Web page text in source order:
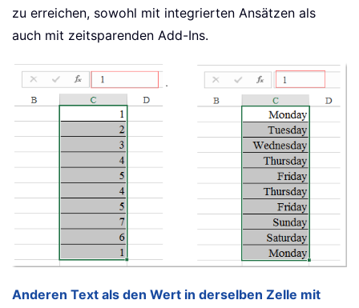
zu erreichen, sowohl mit integrierten Ansätzen als
auch mit zeitsparenden Add-Ins.
Anderen Text als den Wert in derselben Zelle mit